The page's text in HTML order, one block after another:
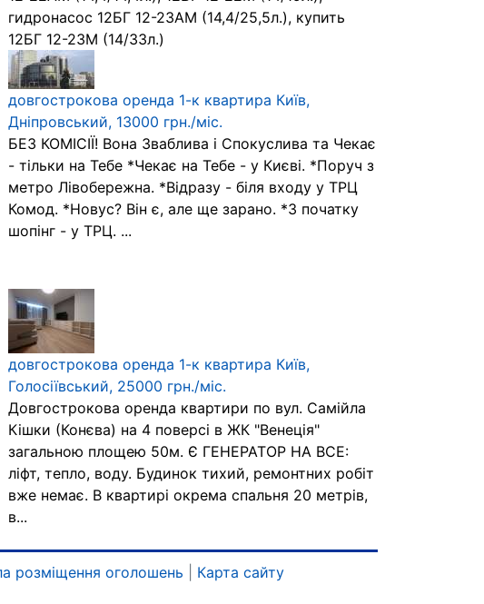
гидронасос 12БГ 12-23АМ (14,4/25,5л.), купить
12БГ 12-23М (14/33л.)
довгострокова оренда 1-к квартира Київ,
Дніпровський, 13000 грн./міс.
БЕЗ КОМІСІЇ! Вона Зваблива і Спокуслива та Чекає
- тільки на Тебе *Чекає на Тебе - у Києві. *Поруч з
метро Лівобережна. *Відразу - біля входу у ТРЦ
Комод. *Новус? Він є, але ще зарано. *З початку
шопінг - у ТРЦ. ...
довгострокова оренда 1-к квартира Київ,
Голосіївський, 25000 грн./міс.
Довгострокова оренда квартири по вул. Самійла
Кішки (Конєва) на 4 поверсі в ЖК "Венеція"
загальною площею 50м. Є ГЕНЕРАТОР НА ВСЕ:
ліфт, тепло, воду. Будинок тихий, ремонтних робіт
вже немає. В квартирі окрема спальня 20 метрів,
в...
розміщення оголошень Карта сайту